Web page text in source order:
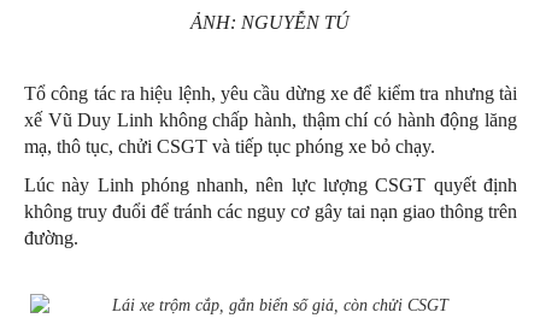
ẢNH: NGUYỄN TÚ
Tổ công tác ra hiệu lệnh, yêu cầu dừng xe để kiểm tra nhưng tài
xế Vũ Duy Linh không chấp hành, thậm chí có hành động lăng
mạ, thô tục, chửi CSGT và tiếp tục phóng xe bỏ chạy.
Lúc này Linh phóng nhanh, nên lực lượng CSGT quyết định
không truy đuổi để tránh các nguy cơ gây tai nạn giao thông trên
đường.